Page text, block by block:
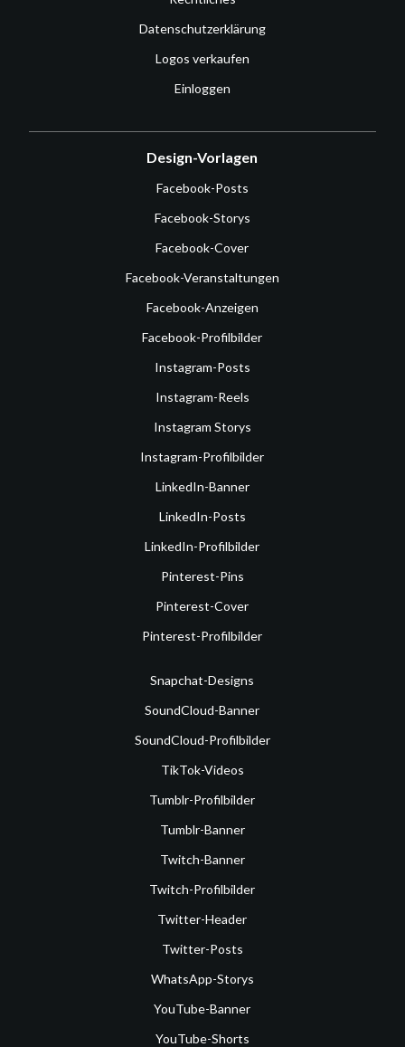
Datenschutzerklärung
Logos verkaufen
Einloggen
Design-Vorlagen
Facebook-Posts
Facebook-Storys
Facebook-Cover
Facebook-Veranstaltungen
Facebook-Anzeigen
Facebook-Profilbilder
Instagram-Posts
Instagram-Reels
Instagram Storys
Instagram-Profilbilder
LinkedIn-Banner
LinkedIn-Posts
LinkedIn-Profilbilder
Pinterest-Pins
Pinterest-Cover
Pinterest-Profilbilder
Snapchat-Designs
SoundCloud-Banner
SoundCloud-Profilbilder
TikTok-Videos
Tumblr-Profilbilder
Tumblr-Banner
Twitch-Banner
Twitch-Profilbilder
Twitter-Header
Twitter-Posts
WhatsApp-Storys
YouTube-Banner
YouTube-Shorts